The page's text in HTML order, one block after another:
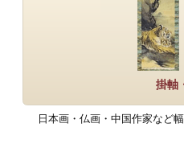
掛軸
日本画・仏画・中国作家など